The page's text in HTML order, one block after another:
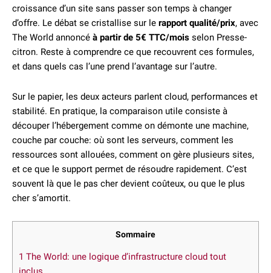
croissance d’un site sans passer son temps à changer
d’offre. Le débat se cristallise sur le rapport qualité/prix, avec
The World annoncé à partir de 5€ TTC/mois selon Presse-
citron. Reste à comprendre ce que recouvrent ces formules,
et dans quels cas l’une prend l’avantage sur l’autre.
Sur le papier, les deux acteurs parlent cloud, performances et
stabilité. En pratique, la comparaison utile consiste à
découper l’hébergement comme on démonte une machine,
couche par couche: où sont les serveurs, comment les
ressources sont allouées, comment on gère plusieurs sites,
et ce que le support permet de résoudre rapidement. C’est
souvent là que le pas cher devient coûteux, ou que le plus
cher s’amortit.
Sommaire
1 The World: une logique d’infrastructure cloud tout